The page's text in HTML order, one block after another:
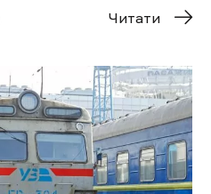
Читати